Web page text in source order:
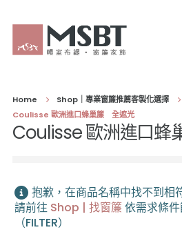
Home Shop｜專業窗簾推薦客製化選擇
Coulisse 歐洲進口蜂巢簾 全遮光
Coulisse 歐洲進口
抱歉，在商品名稱中找不到相
請前往 Shop | 找窗簾依需求條
（FILTER）